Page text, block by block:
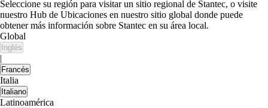
Seleccione su región para visitar un sitio regional de Stantec, o visite
nuestro Hub de Ubicaciones en nuestro sitio global donde puede
obtener más información sobre Stantec en su área local.
Global
Inglés
|
Francés
Italia
Italiano
Latinoamérica